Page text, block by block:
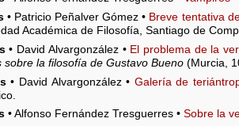
• Patricio Peñalver Gómez • Breve tentativa
Académica de Filosofía, Santiago de
• David Alvargonzález • El problema de la
sobre la filosofía de Gustavo Bueno (Murcia,
• David Alvargonzález • Galería de
• Alfonso Fernández Tresguerres • Sobre la